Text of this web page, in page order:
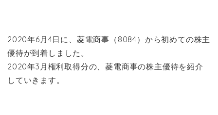
2020年6月4日に、菱電商事（8084）から初めての株主
優待が到着しました。
2020年3月権利取得分の、菱電商事の株主優待を紹介
していきます。